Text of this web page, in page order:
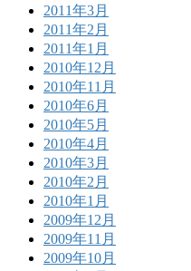
2011年3月
2011年2月
2011年1月
2010年12月
2010年11月
2010年6月
2010年5月
2010年4月
2010年3月
2010年2月
2010年1月
2009年12月
2009年11月
2009年10月